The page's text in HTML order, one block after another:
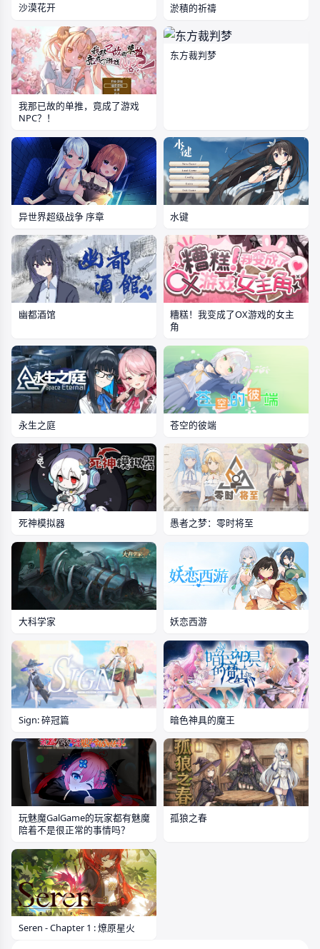
沙漠花开 淤積的祈禱
我那已故的单推，竟成了游戏
NPC？！
东方裁判梦
异世界超级战争 序章 水键
幽都酒馆
糟糕！我变成了OX游戏的女主
角
永生之庭 苍空的彼端
死神模拟器 愚者之梦：零时将至
大科学家 妖恋西游
Sign: 碎冠篇 暗色神具的魔王
玩魅魔GalGame的玩家都有魅魔
陪着不是很正常的事情吗？
孤狼之春
Seren - Chapter 1 : 燎原星火